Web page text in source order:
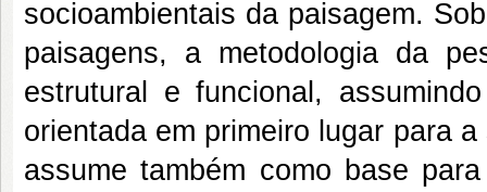
socioambientais da paisagem.
paisagens, a metodologia da
estrutural e funcional,
orientada em primeiro lugar para
assume também como base